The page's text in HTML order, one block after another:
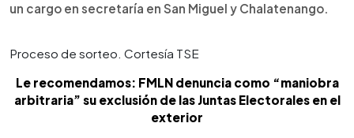
un cargo en secretaría en San Miguel y Chalatenango.
Proceso de sorteo. Cortesía TSE
Le recomendamos: FMLN denuncia como “maniobra
arbitraria” su exclusión de las Juntas Electorales en el
exterior